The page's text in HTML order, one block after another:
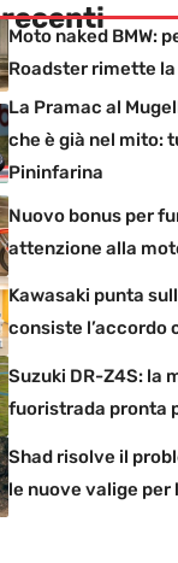
Moto naked BMW:
Roadster rimette
La Pramac al
che è già nel mito:
Pininfarina
Nuovo bonus per
attenzione alla
Kawasaki punta
consiste l’accordo
Suzuki DR-Z4S: la
fuoristrada pronta
Shad risolve il
le nuove valige per